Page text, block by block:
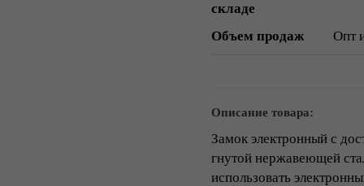
складе
Объем продаж Опт
Описание товара:
Замок электронный с
гнутой нержавеющей
использовать